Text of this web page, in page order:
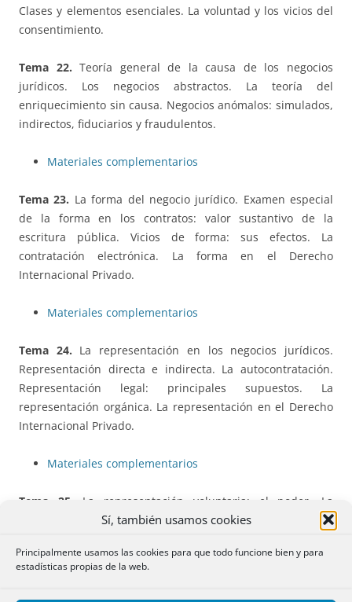
Sí, también usamos cookies
Principalmente usamos las cookies para que todo funcione bien y para
estadísticas propias de la web.
Clases y elementos esenciales. La voluntad y los vicios del
consentimiento.
Tema 22. Teoría general de la causa de los negocios
jurídicos. Los negocios abstractos. La teoría del
enriquecimiento sin causa. Negocios anómalos: simulados,
indirectos, fiduciarios y fraudulentos.
Materiales complementarios
Tema 23. La forma del negocio jurídico. Examen especial
de la forma en los contratos: valor sustantivo de la
escritura pública. Vicios de forma: sus efectos. La
contratación electrónica. La forma en el Derecho
Internacional Privado.
Materiales complementarios
Tema 24. La representación en los negocios jurídicos.
Representación directa e indirecta. La autocontratación.
Representación legal: principales supuestos. La
representación orgánica. La representación en el Derecho
Internacional Privado.
Materiales complementarios
Tema 25.
La representación voluntaria: el poder. La
sustitución del poder y el subapoderamiento. Extinción de
poder irrevocable. La subsistencia del poder extinguido. La
ratificación.